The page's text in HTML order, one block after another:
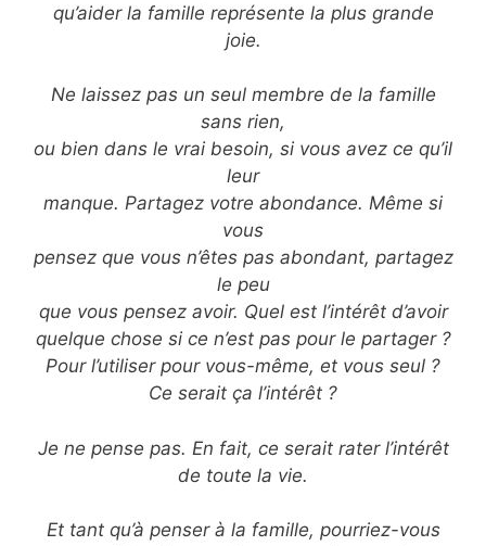
qu’aider la famille représente la plus grande
joie.
Ne laissez pas un seul membre de la famille
sans rien,
ou bien dans le vrai besoin, si vous avez ce qu’il
leur
manque. Partagez votre abondance. Même si
vous
pensez que vous n’êtes pas abondant, partagez
le peu
que vous pensez avoir. Quel est l’intérêt d’avoir
quelque chose si ce n’est pas pour le partager ?
Pour l’utiliser pour vous-même, et vous seul ?
Ce serait ça l’intérêt ?
Je ne pense pas. En fait, ce serait rater l’intérêt
de toute la vie.
Et tant qu’à penser à la famille, pourriez-vous